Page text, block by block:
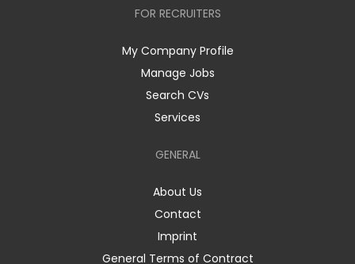
FOR RECRUITERS
My Company Profile
Manage Jobs
Search CVs
Services
GENERAL
About Us
Contact
Imprint
General Terms of Contract